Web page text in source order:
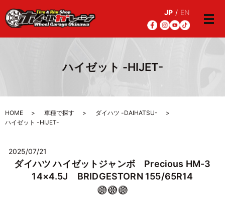
JP / EN
メ
ハイゼット -HIJET-
HOME 車種で探す
ダイハツ -DAIHATSU-
ハイゼット -HIJET-
2025/07/21
ダイハツ ハイゼットジャンボ Precious HM-3
14×4.5J BRIDGESTORN 155/65R14